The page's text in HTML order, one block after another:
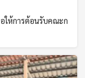
อให้การต้อนรับคณะก